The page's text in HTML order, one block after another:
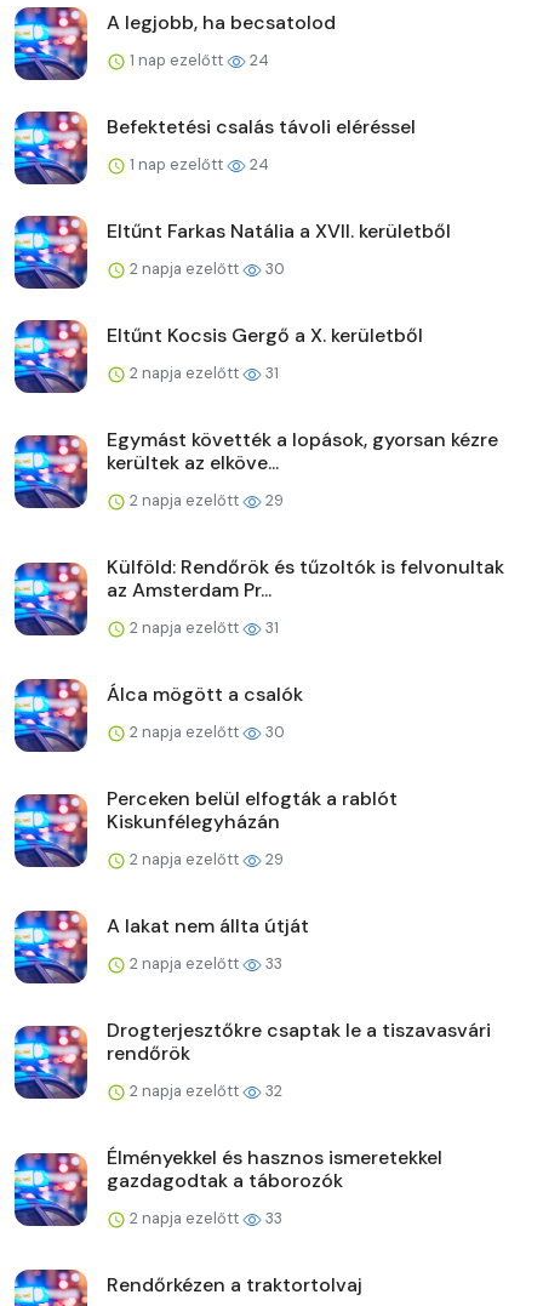
A legjobb, ha becsatolod
1 nap ezelőtt 24
Befektetési csalás távoli eléréssel
1 nap ezelőtt 24
Eltűnt Farkas Natália a XVII. kerületből
2 napja ezelőtt 30
Eltűnt Kocsis Gergő a X. kerületből
2 napja ezelőtt 31
Egymást követték a lopások, gyorsan kézre
kerültek az elköve...
2 napja ezelőtt 29
Külföld: Rendőrök és tűzoltók is felvonultak
az Amsterdam Pr...
2 napja ezelőtt 31
Álca mögött a csalók
2 napja ezelőtt 30
Perceken belül elfogták a rablót
Kiskunfélegyházán
2 napja ezelőtt 29
A lakat nem állta útját
2 napja ezelőtt 33
Drogterjesztőkre csaptak le a tiszavasvári
rendőrök
2 napja ezelőtt 32
Élményekkel és hasznos ismeretekkel
gazdagodtak a táborozók
2 napja ezelőtt 33
Rendőrkézen a traktortolvaj